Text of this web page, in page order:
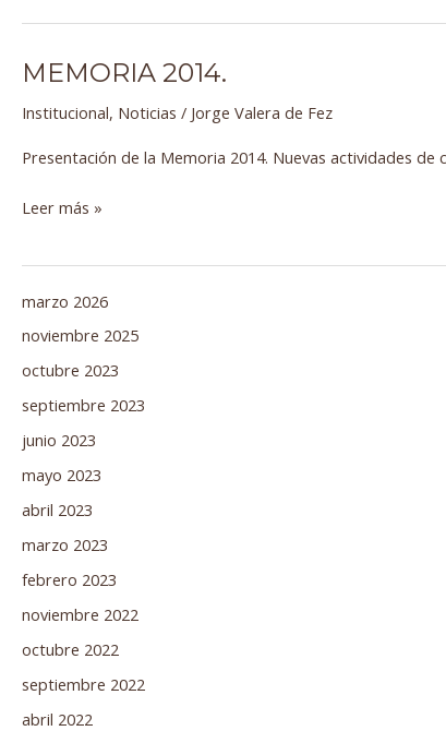
MEMORIA 2014.
Institucional, Noticias / Jorge Valera de Fez
Presentación de la Memoria 2014. Nuevas actividades
Memoria
Leer más »
marzo 2026
noviembre 2025
octubre 2023
septiembre 2023
junio 2023
mayo 2023
abril 2023
marzo 2023
febrero 2023
noviembre 2022
octubre 2022
septiembre 2022
abril 2022